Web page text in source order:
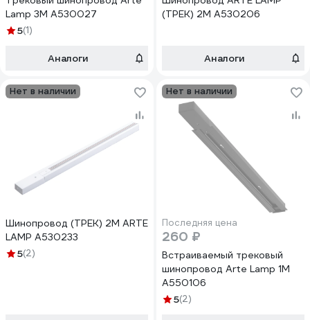
Lamp 3M A530027
5(1)
Аналоги
(ТРЕК) 2M A530206
Аналоги
Нет в наличии
Шинопровод (ТРЕК) 2M ARTE
LAMP A530233
5(2)
Нет в наличии
Последняя цена
260 ₽
Встраиваемый трековый
шинопровод Arte Lamp 1M
A550106
5(2)